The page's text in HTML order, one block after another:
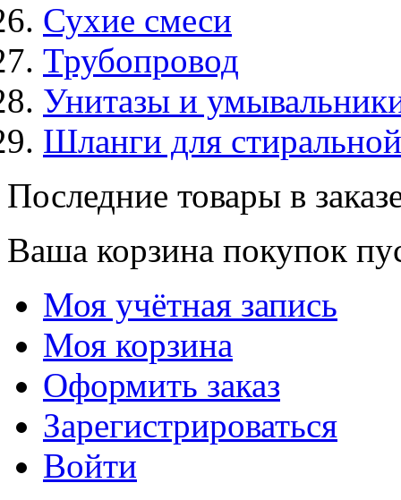
Сухие смеси
Трубопровод
Унитазы и
Шланги для
Последние товары в
Ваша корзина покупок
Моя учётная запись
Моя корзина
Оформить заказ
Зарегистрироваться
Войти